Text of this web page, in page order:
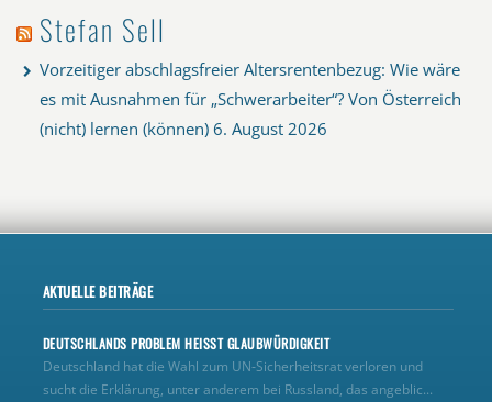
Stefan Sell
Vorzeitiger abschlagsfreier Altersrentenbezug: Wie wäre
es mit Ausnahmen für „Schwerarbeiter“? Von Österreich
(nicht) lernen (können) 6. August 2026
AKTUELLE BEITRÄGE
DEUTSCHLANDS PROBLEM HEISST GLAUBWÜRDIGKEIT
Deutschland hat die Wahl zum UN‑Sicherheitsrat verloren und
sucht die Erklärung, unter anderem bei Russland, das angeblic...